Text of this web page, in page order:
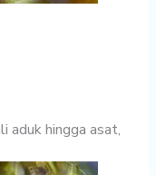
aduk hingga asat,